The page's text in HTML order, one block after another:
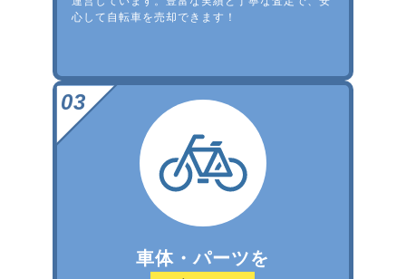
心して自転車を売却できます！
車体・パーツを